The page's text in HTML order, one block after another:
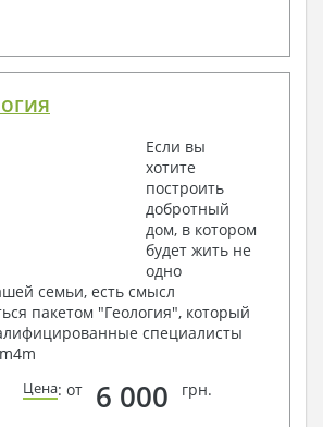
Если вы
хотите
построить
добротный
дом, в котором
будет жить не
одно
семьи, есть смысл
пакетом "Геология", который
специалисты
Цена: от 6 000 грн.